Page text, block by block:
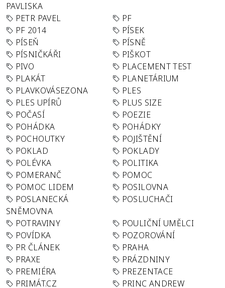
PAVLISKA
PETR PAVEL
PF
PF 2014
PÍSEK
PÍSEŇ
PÍSNĚ
PÍSNIČKÁŘI
PIŠKOT
PIVO
PLACEMENT TEST
PLAKÁT
PLANETÁRIUM
PLAVKOVÁSEZONA
PLES
PLES UPÍRŮ
PLUS SIZE
POČASÍ
POEZIE
POHÁDKA
POHÁDKY
POCHOUTKY
POJIŠTĚNÍ
POKLAD
POKLADY
POLÉVKA
POLITIKA
POMERANČ
POMOC
POMOC LIDEM
POSILOVNA
POSLANECKÁ
SNĚMOVNA
POSLUCHAČI
POTRAVINY
POULIČNÍ UMĚLCI
POVÍDKA
POZOROVÁNÍ
PR ČLÁNEK
PRAHA
PRAXE
PRÁZDNINY
PREMIÉRA
PREZENTACE
PRIMÁT.CZ
PRINC ANDREW